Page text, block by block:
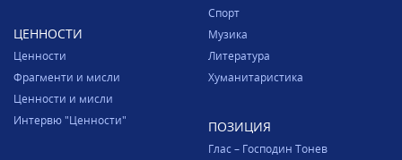
ЦЕННОСТИ
Ценности
Фрагменти и мисли
Ценности и мисли
Интервю "Ценности"
Спорт
Музика
Литература
Хуманитаристика
ПОЗИЦИЯ
Глас – Господин Тонев